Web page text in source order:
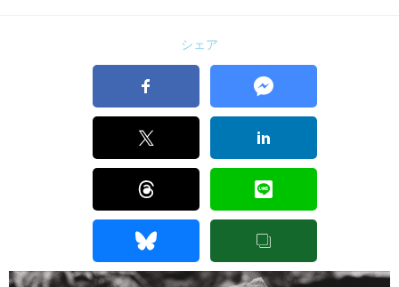
シェア